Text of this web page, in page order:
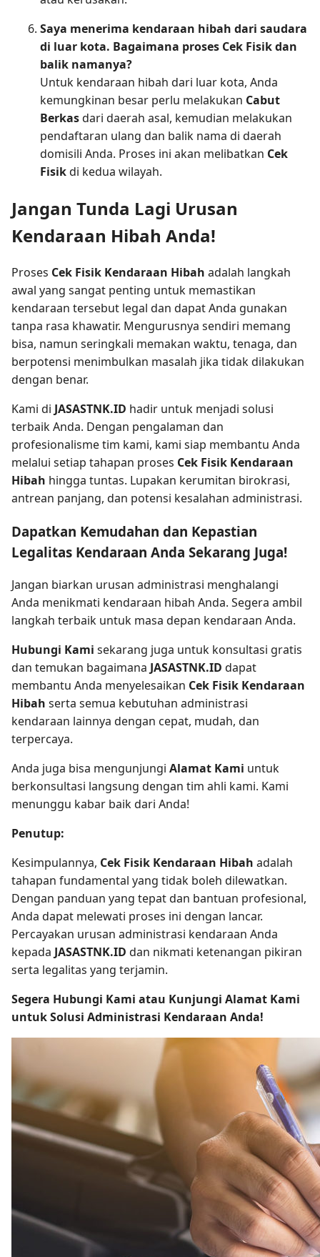
Saya menerima kendaraan hibah dari saudara
di luar kota. Bagaimana proses Cek Fisik dan
balik namanya?
Untuk kendaraan hibah dari luar kota, Anda
kemungkinan besar perlu melakukan Cabut
Berkasdari daerah asal, kemudian melakukan
pendaftaran ulang dan balik nama di daerah
domisili Anda. Proses ini akan melibatkan Cek
Fisikdi kedua wilayah.
Jangan Tunda Lagi Urusan
Kendaraan Hibah Anda!
Proses Cek Fisik Kendaraan Hibah adalah langkah
awal yang sangat penting untuk memastikan
kendaraan tersebut legal dan dapat Anda gunakan
tanpa rasa khawatir. Mengurusnya sendiri memang
bisa, namun seringkali memakan waktu, tenaga, dan
berpotensi menimbulkan masalah jika tidak dilakukan
dengan benar.
Kami di JASASTNK.ID hadir untuk menjadi solusi
terbaik Anda. Dengan pengalaman dan
profesionalisme tim kami, kami siap membantu Anda
melalui setiap tahapan proses Cek Fisik Kendaraan
Hibah hingga tuntas. Lupakan kerumitan birokrasi,
antrean panjang, dan potensi kesalahan administrasi.
Dapatkan Kemudahan dan Kepastian
Legalitas Kendaraan Anda Sekarang Juga!
Jangan biarkan urusan administrasi menghalangi
Anda menikmati kendaraan hibah Anda. Segera ambil
langkah terbaik untuk masa depan kendaraan Anda.
Hubungi Kami sekarang juga untuk konsultasi gratis
dan temukan bagaimana JASASTNK.ID dapat
membantu Anda menyelesaikan Cek Fisik Kendaraan
Hibah serta semua kebutuhan administrasi
kendaraan lainnya dengan cepat, mudah, dan
terpercaya.
Anda juga bisa mengunjungi Alamat Kami untuk
berkonsultasi langsung dengan tim ahli kami. Kami
menunggu kabar baik dari Anda!
Penutup:
Kesimpulannya, Cek Fisik Kendaraan Hibah adalah
tahapan fundamental yang tidak boleh dilewatkan.
Dengan panduan yang tepat dan bantuan profesional,
Anda dapat melewati proses ini dengan lancar.
Percayakan urusan administrasi kendaraan Anda
kepada JASASTNK.ID dan nikmati ketenangan pikiran
serta legalitas yang terjamin.
Segera Hubungi Kami atau Kunjungi Alamat Kami
untuk Solusi Administrasi Kendaraan Anda!